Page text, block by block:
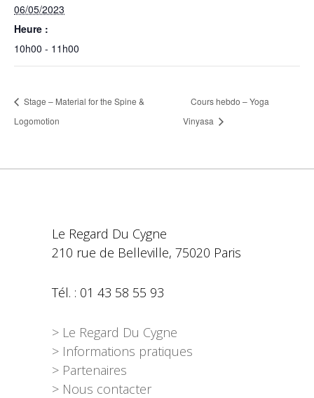
06/05/2023
Heure :
10h00 - 11h00
Stage – Material for the Spine &
Logomotion
Cours hebdo – Yoga
Vinyasa
Le Regard Du Cygne
210 rue de Belleville, 75020 Paris
Tél. : 01 43 58 55 93
> Le Regard Du Cygne
> Informations pratiques
> Partenaires
> Nous contacter